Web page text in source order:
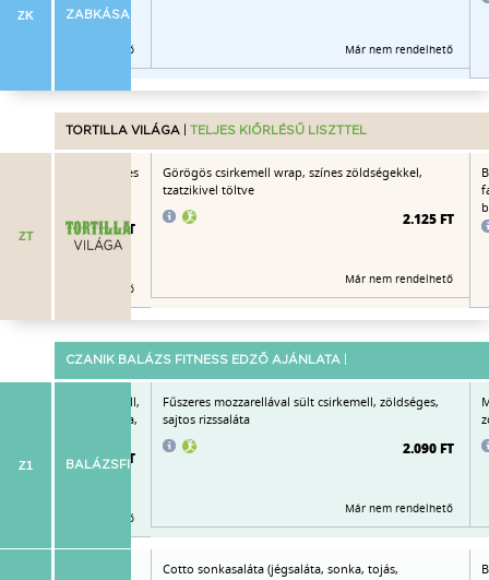
ZK ZABKÁSA
Már nem rendelhető Már nem rendelhető
TORTILLA VILÁGA TELJES KIŐRLÉSŰ LISZTTEL
ZT
enchilada (fűszeres
2.390 FT
Már nem rendelhető
Görögös csirkemell wrap, színes zöldségekkel,
tzatzikivel töltve
2.125 FT
Már nem rendelhető
CZANIK BALÁZS FITNESS EDZŐ AJÁNLATA
Z1 BALÁZSFITNESS
sült csirkemell,
sárgarépakarika,
2.125 FT
Már nem rendelhető
Fűszeres mozzarellával sült csirkemell, zöldséges,
sajtos rizssaláta
2.090 FT
Már nem rendelhető
Cotto sonkasaláta (jégsaláta, sonka, tojás,